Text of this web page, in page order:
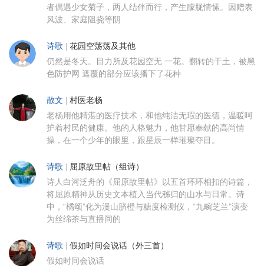
者偶遇少女菊子，两人结伴而行，产生朦胧情愫。因赠表
风波、家庭阻挠等阴
诗歌 | 花园空荡荡及其他
仍然是冬天。目力所及花园空无 一花。翻转的干土，被黑
色防护网 遮覆的部分应该播下了花种
散文 | 村医老杨
老杨用他精湛的医疗技术，和他纯洁无瑕的医德，温暖呵
护着村民的健康。他的人格魅力，他甘愿奉献的高尚情
操，在一个少年的眼里，跟星辰一样璀璨夺目。
诗歌 | 屈原故里帖（组诗）
诗人白河泛舟的《屈原故里帖》以五首环环相扣的诗篇，
将屈原精神从历史文本植入当代秭归的山水与日常。诗
中，“橘颂”化为漫山脐橙与糖度检测仪，“九畹芝兰”演变
为丝绵茶与直播间的
诗歌 | 假如时间会说话（外三首）
假如时间会说话